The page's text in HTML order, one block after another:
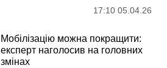
17:10 05.04.26
Мобілізацію можна покращити:
експерт наголосив на головних
змінах